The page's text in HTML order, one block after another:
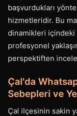
başvurdukları
hizmetleridir. Bu
dinamikleri
profesyonel
perspektiften
Çal'da
Sebepleri ve
Çal ilçesinin sakin